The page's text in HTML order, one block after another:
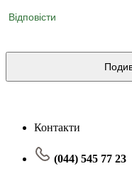
Відповісти
Контакти
(044) 545 77 23